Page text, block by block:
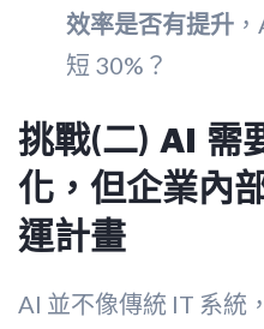
效率是否有提升
短 30%？
挑戰(二) AI 需
化，但企業內
運計畫
AI 並不像傳統 IT 系統